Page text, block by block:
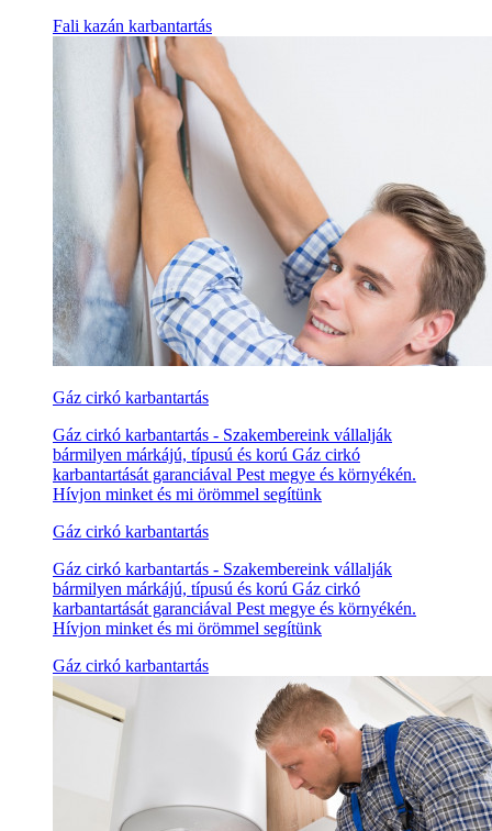
Fali kazán karbantartás
Gáz cirkó karbantartás
Gáz cirkó karbantartás - Szakembereink vállalják
bármilyen márkájú, típusú és korú Gáz cirkó
karbantartását garanciával Pest megye és környékén.
Hívjon minket és mi örömmel segítünk
Gáz cirkó karbantartás
Gáz cirkó karbantartás - Szakembereink vállalják
bármilyen márkájú, típusú és korú Gáz cirkó
karbantartását garanciával Pest megye és környékén.
Hívjon minket és mi örömmel segítünk
Gáz cirkó karbantartás